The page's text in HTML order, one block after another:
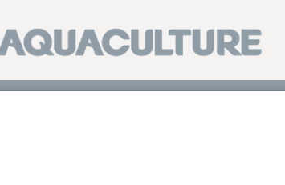
sobre el uso de probióticos en la